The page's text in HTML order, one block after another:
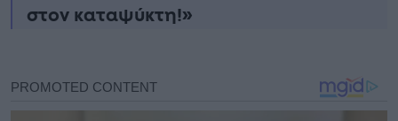
στον καταψύκτη!»